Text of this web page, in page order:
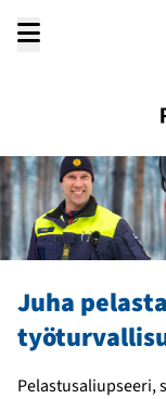
sisältöön
Juha
Pelastusaliupseeri,